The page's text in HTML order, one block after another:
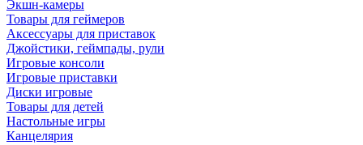
Экшн-камеры
Товары для геймеров
Аксессуары для приставок
Джойстики, геймпады, рули
Игровые консоли
Игровые приставки
Диски игровые
Товары для детей
Настольные игры
Канцелярия